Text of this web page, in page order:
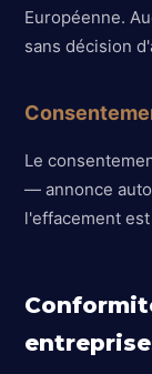
Européenne.
sans décision
Le
— annonce
l'effacement